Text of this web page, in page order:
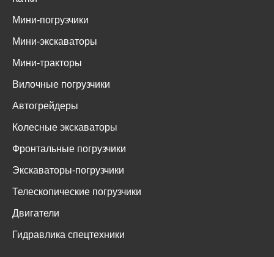
Мини-погрузчики
Мини-экскаваторы
Мини-тракторы
Вилочные погрузчики
Автогрейдеры
Колесные экскаваторы
Фронтальные погрузчики
Экскаваторы-погрузчики
Телескопические погрузчики
Двигатели
Гидравлика спецтехники